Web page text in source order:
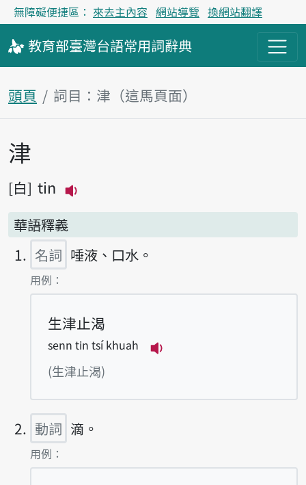
無障礙便捷區： 來去主內容 網站導覽 換網站翻譯
教育部臺灣台語常用詞辭典
頭頁 詞目：津（這馬頁面）
主內容區
津
白 tin
華語釋義
名詞 唾液、口水。
第1項釋義的
用例：
生津止渴
senn tin tsí khuah
(生津止渴)
動詞 滴。
第2項釋義的
用例：